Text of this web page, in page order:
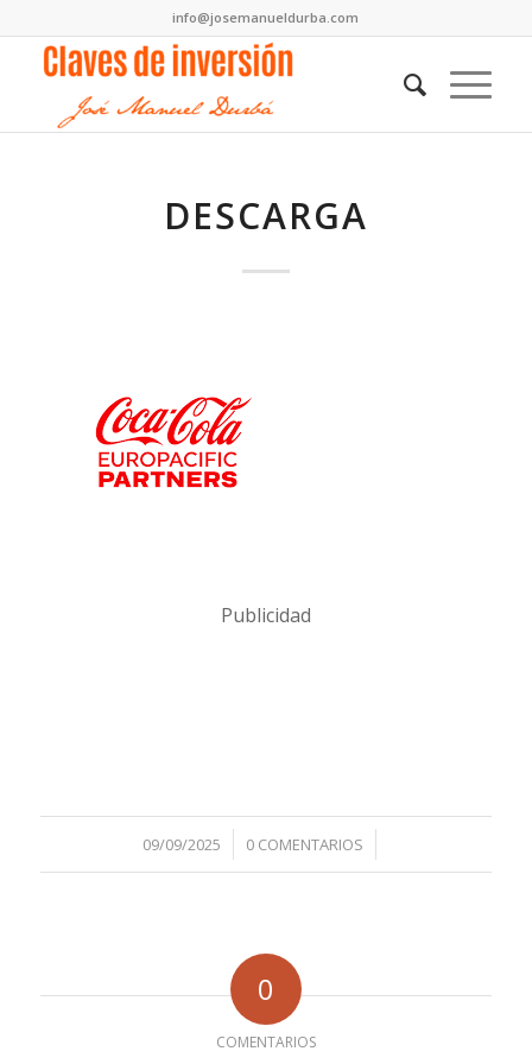
info@josemanueldurba.com
DESCARGA
Publicidad
09/09/2025
/ 0 COMENTARIOS
/
0
COMENTARIOS